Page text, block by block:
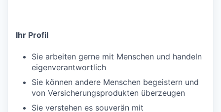
Ihr Profil
Sie arbeiten gerne mit Menschen und handeln
eigenverantwortlich
Sie können andere Menschen begeistern und
von Versicherungsprodukten überzeugen
Sie verstehen es souverän mit